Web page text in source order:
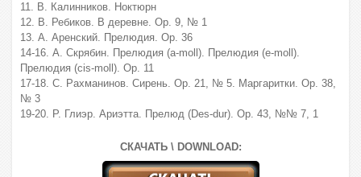
11. В. Калинников. Ноктюрн
12. В. Ребиков. В деревне. Ор. 9, № 1
13. А. Аренский. Прелюдия. Ор. 36
14-16. А. Скрябин. Прелюдия (a-moll). Прелюдия (e-moll).
Прелюдия (cis-moll). Ор. 11
17-18. С. Рахманинов. Сирень. Ор. 21, № 5. Маргаритки. Ор. 38,
№ 3
19-20. Р. Глиэр. Ариэтта. Прелюд (Des-dur). Ор. 43, №№ 7, 1
СКАЧАТЬ \ DOWNLOAD: